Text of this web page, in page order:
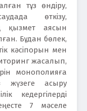
тұз өндіру,
өткізу,
қызмет аясын
Бұдан бөлек,
кәсіпорын мен
жасалып,
монополияға
жүзеге асыру
кедергілерді
7 мәселе